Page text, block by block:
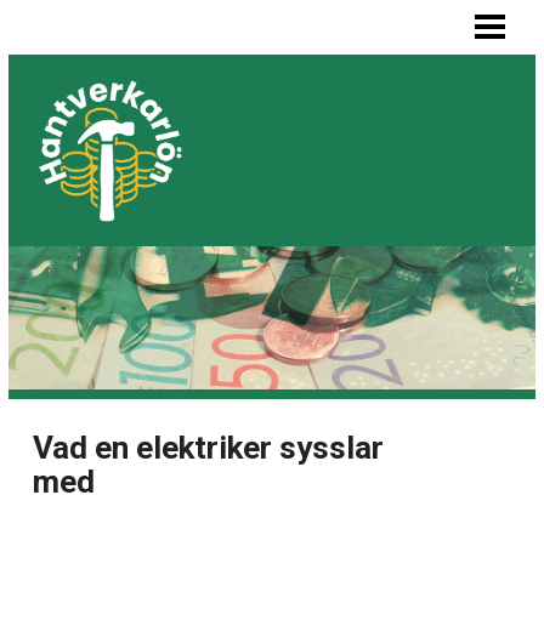
MÅLARE LÖN
SNICKARE LÖN
VVS-MONTÖR LÖN
ELEKTRIKER LÖN
BLOGG
LISTA BYGGFIRMOR
Vad en elektriker sysslar
med